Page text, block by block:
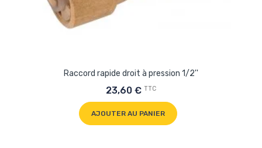
Raccord rapide droit à pression 1/2''
23,60 € TTC
AJOUTER AU PANIER